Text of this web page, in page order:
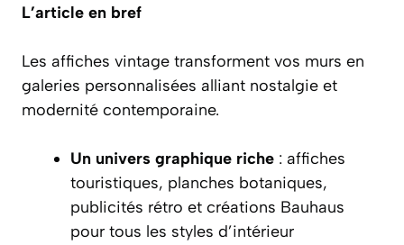
L’article en bref
Les affiches vintage transforment vos murs en
galeries personnalisées alliant nostalgie et
modernité contemporaine.
Un univers graphique riche : affiches
touristiques, planches botaniques,
publicités rétro et créations Bauhaus
pour tous les styles d’intérieur